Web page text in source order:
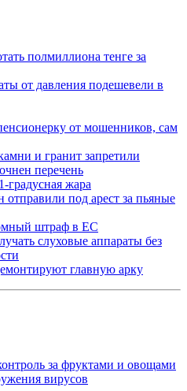
полмиллиона тенге за
от давления подешевели в
от мошенников, сам
и гранит запретили
перечень
градусная жара
под арест за пьяные
штраф в ЕС
слуховые аппараты без
главную арку
за фруктами и овощами
вирусов